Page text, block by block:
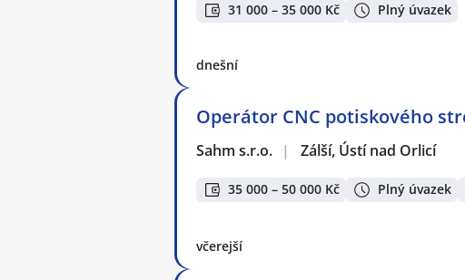
31 000 – 35 000 Kč Plný úvazek
dnešní
Operátor CNC potiskového
Sahm s.r.o. | Zálší, Ústí nad Orlicí
35 000 – 50 000 Kč Plný úvazek
včerejší